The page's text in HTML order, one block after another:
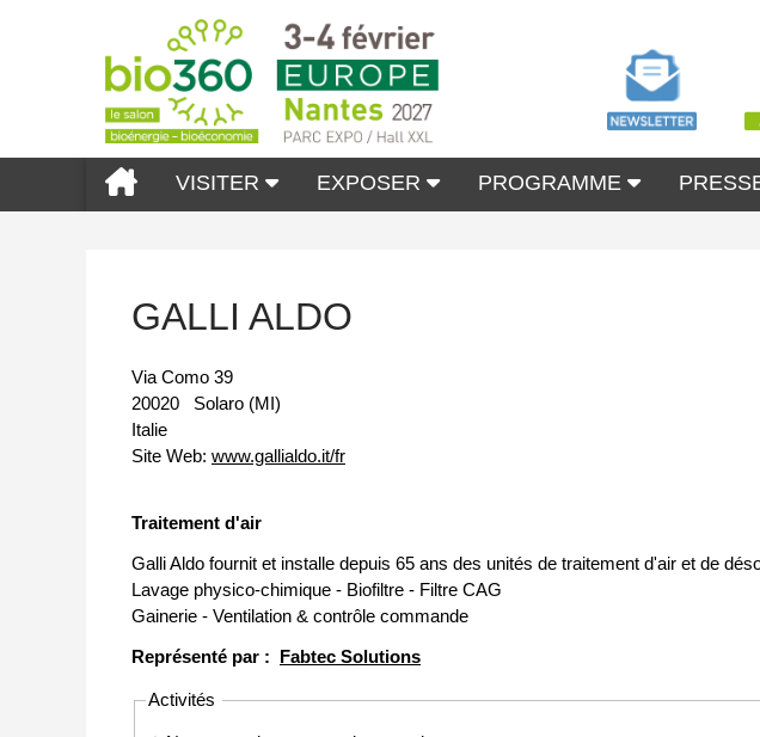
VISITER EXPOSER PROGRAMME
GALLI ALDO
Via Como 39
20020
Solaro (MI)
Italie
Site Web: www.gallialdo.it/fr
Traitement d'air
Galli Aldo fournit et installe depuis 65 ans des unités de traitement d'air et de
Lavage physico-chimique - Biofiltre - Filtre CAG
Gainerie - Ventilation & contrôle commande
Représenté par : Fabtec Solutions
Activités